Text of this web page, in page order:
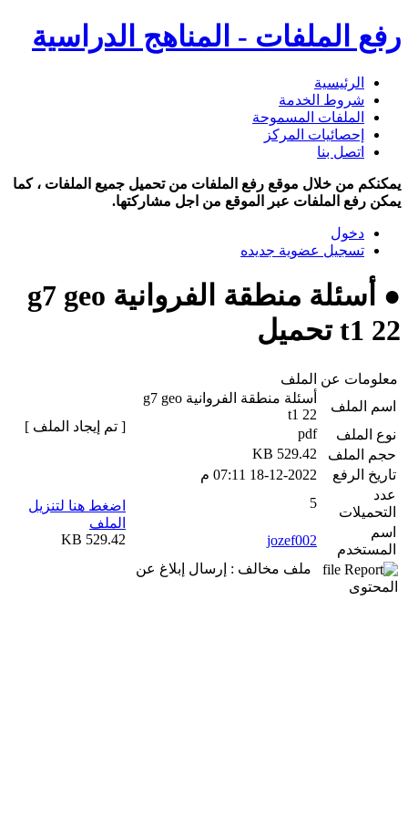
رفع الملفات - المناهج الدراسية
الرئيسية
شروط الخدمة
الملفات المسموحة
إحصائيات المركز
اتصل بنا
يمكنكم من خلال موقع رفع الملفات من تحميل جميع الملفات ، كما
يمكن رفع الملفات عبر الموقع من اجل مشاركتها.
دخول
تسجيل عضوية جديده
● أسئلة منطقة الفروانية g7 geo
t1 22 تحميل
معلومات عن الملف
اسم الملف
أسئلة منطقة الفروانية g7 geo
t1 22
نوع الملف
pdf
حجم الملف
529.42 KB
تاريخ الرفع
18-12-2022 07:11 م
عدد
التحميلات
5
اسم
المستخدم
jozef002
ملف مخالف : إرسال إبلاغ عن
المحتوى
[ تم إيجاد الملف ]
اضغط هنا لتنزيل
الملف
529.42 KB